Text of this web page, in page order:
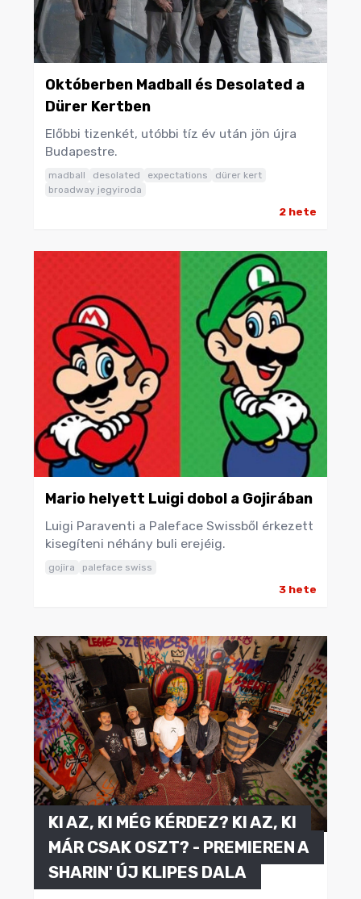
Októberben Madball és Desolated a
Dürer Kertben
Előbbi tizenkét, utóbbi tíz év után jön újra
Budapestre.
madball desolated expectations
dürer kert
broadway jegyiroda
2 hete
Mario helyett Luigi dobol a Gojirában
Luigi Paraventi a Paleface Swissből érkezett
kisegíteni néhány buli erejéig.
gojira paleface swiss
3 hete
KI AZ, KI MÉG KÉRDEZ? KI AZ, KI
MÁR CSAK OSZT? - PREMIEREN A
SHARIN' ÚJ KLIPES DALA